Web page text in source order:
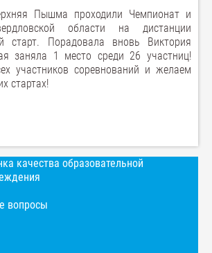
Пышма проходили Чемпионат и
области на дистанции
старт. Порадовала вновь Виктория
заняла 1 место среди 26 участниц!
участников соревнований и желаем
стартах!
качества образовательной
вопросы